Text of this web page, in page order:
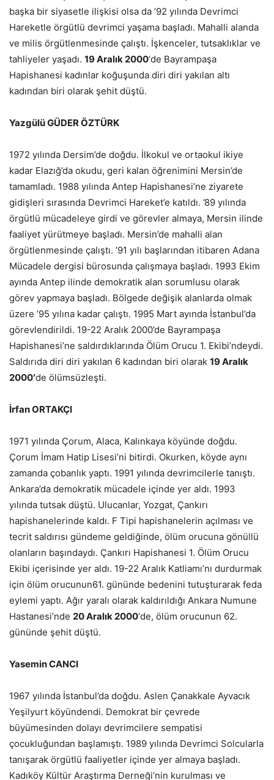
başka bir siyasetle ilişkisi olsa da ’92 yılında Devrimci
Hareketle örgütlü devrimci yaşama başladı. Mahalli alanda
ve milis örgütlenmesinde çalıştı. İşkenceler, tutsaklıklar ve
tahliyeler yaşadı. 19 Aralık 2000‘de Bayrampaşa
Hapishanesi kadınlar koğuşunda diri diri yakılan altı
kadından biri olarak şehit düştü.
Yazgülü GÜDER ÖZTÜRK
1972 yılında Dersim’de doğdu. İlkokul ve ortaokul ikiye
kadar Elazığ’da okudu, geri kalan öğrenimini Mersin’de
tamamladı. 1988 yılında Antep Hapishanesi’ne ziyarete
gidişleri sırasında Devrimci Hareket’e katıldı. ’89 yılında
örgütlü mücadeleye girdi ve görevler almaya, Mersin ilinde
faaliyet yürütmeye başladı. Mersin’de mahalli alan
örgütlenmesinde çalıştı. ’91 yılı başlarından itibaren Adana
Mücadele dergisi bürosunda çalışmaya başladı. 1993 Ekim
ayında Antep ilinde demokratik alan sorumlusu olarak
görev yapmaya başladı. Bölgede değişik alanlarda olmak
üzere ’95 yılına kadar çalıştı. 1995 Mart ayında İstanbul’da
görevlendirildi. 19-22 Aralık 2000’de Bayrampaşa
Hapishanesi’ne saldırdıklarında Ölüm Orucu 1. Ekibi’ndeydi.
Saldırıda diri diri yakılan 6 kadından biri olarak 19 Aralık
2000′de ölümsüzleşti.
İrfan ORTAKÇI
1971 yılında Çorum, Alaca, Kalınkaya köyünde doğdu.
Çorum İmam Hatip Lisesi’ni bitirdi. Okurken, köyde aynı
zamanda çobanlık yaptı. 1991 yılında devrimcilerle tanıştı.
Ankara’da demokratik mücadele içinde yer aldı. 1993
yılında tutsak düştü. Ulucanlar, Yozgat, Çankırı
hapishanelerinde kaldı. F Tipi hapishanelerin açılması ve
tecrit saldırısı gündeme geldiğinde, ölüm orucuna gönüllü
olanların başındaydı. Çankırı Hapishanesi 1. Ölüm Orucu
Ekibi içerisinde yer aldı. 19-22 Aralık Katliamı’nı durdurmak
için ölüm orucunun61. gününde bedenini tutuşturarak feda
eylemi yaptı. Ağır yaralı olarak kaldırıldığı Ankara Numune
Hastanesi’nde 20 Aralık 2000‘de, ölüm orucunun 62.
gününde şehit düştü.
Yasemin CANCI
1967 yılında İstanbul’da doğdu. Aslen Çanakkale Ayvacık
Yeşilyurt köyündendi. Demokrat bir çevrede
büyümesinden dolayı devrimcilere sempatisi
çocukluğundan başlamıştı. 1989 yılında Devrimci Solcularla
tanışarak örgütlü faaliyetler içinde yer almaya başladı.
Kadıköy Kültür Araştırma Derneği’nin kurulması ve